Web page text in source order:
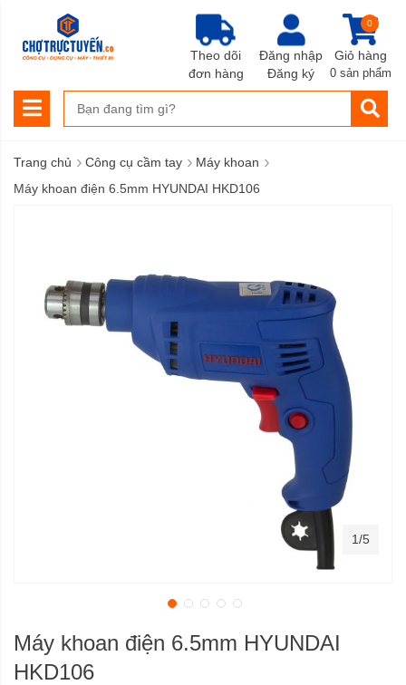
Đăng nhập
Đăng ký
Giỏ hàng
0
0 sản phẩm
Theo dõi
đơn hàng
Trang chủ › Công cụ cầm tay › Máy khoan ›
Máy khoan điện 6.5mm HYUNDAI HKD106
Máy khoan điện 6.5mm HYUNDAI
HKD106
1/5